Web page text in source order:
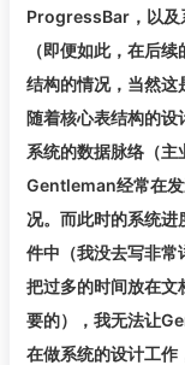
ProgressBar，以及
（即便如此，在后
结构的情况，当然这
随着核心表结构的设
系统的数据脉络（主
Gentleman经常在
况。而此时的系统进
件中（我没去写非常
把过多的时间放在文
要的），我无法让
在做系统的设计工作